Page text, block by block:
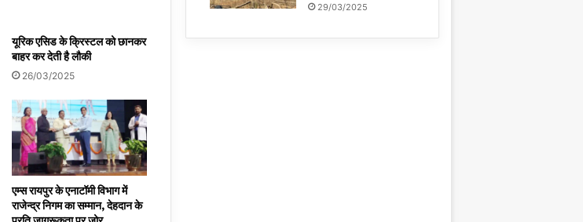
यूरिक एसिड के क्रिस्टल को छानकर
बाहर कर देती है लौकी
26/03/2025
एम्स रायपुर के एनाटॉमी विभाग में
राजेन्द्र निगम का सम्मान, देहदान के
29/03/2025